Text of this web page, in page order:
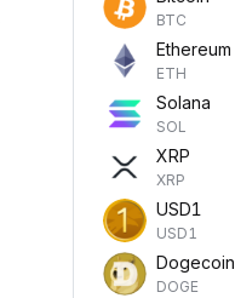
BTC
Ethereum
ETH
Solana
SOL
XRP
XRP
USD1
USD1
Dogecoin
DOGE